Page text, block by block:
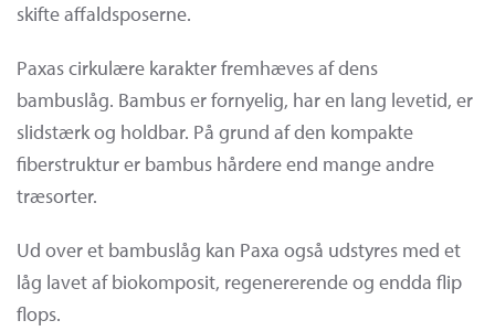
skifte affaldsposerne.
Paxas cirkulære karakter fremhæves af dens
bambuslåg. Bambus er fornyelig, har en lang levetid, er
slidstærk og holdbar. På grund af den kompakte
fiberstruktur er bambus hårdere end mange andre
træsorter.
Ud over et bambuslåg kan Paxa også udstyres med et
låg lavet af biokomposit, regenererende og endda flip
flops.